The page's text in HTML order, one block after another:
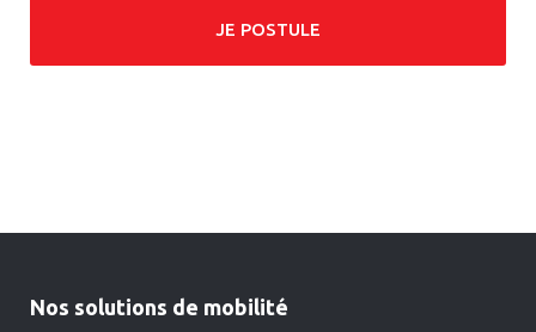
JE POSTULE
Nos solutions de mobilité